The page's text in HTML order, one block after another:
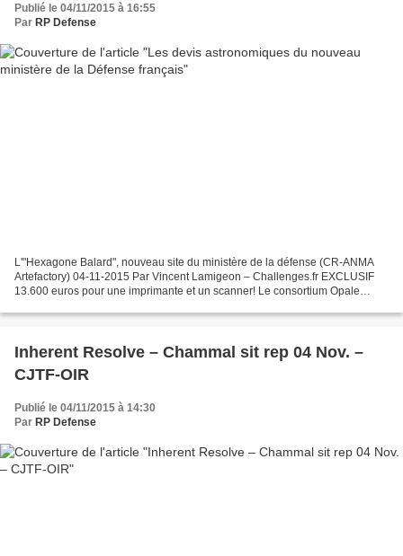
Publié le 04/11/2015 à 16:55
Par RP Defense
L'"Hexagone Balard", nouveau site du ministère de la défense (CR-ANMA
Artefactory) 04-11-2015 Par Vincent Lamigeon – Challenges.fr EXCLUSIF
13.600 euros pour une imprimante et un scanner! Le consortium Opale
Inherent Resolve – Chammal sit rep 04 Nov. –
CJTF-OIR
Publié le 04/11/2015 à 14:30
Par RP Defense